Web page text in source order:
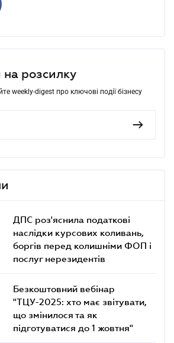
на розсилку
weekly-digest про ключові події бізнесу
ДПС роз'яснила податкові
наслідки курсових коливань,
боргів перед колишніми ФОП і
послуг нерезидентів
Безкоштовний вебінар
"ТЦУ-2025: хто має звітувати,
що змінилося та як
підготуватися до 1 жовтня"